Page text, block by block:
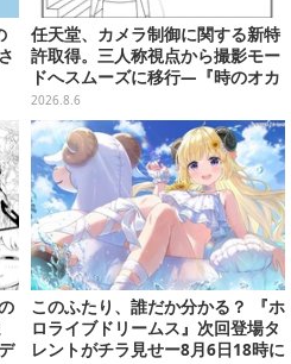
任天堂、カメラ制御に関する新特
許取得。三人称視点から撮影モー
ドへスムーズに移行―『時のオカ
リナ』リメイク版との関連を推測
する声も
2026.8.6
このふたり、誰だか分かる？ 『ホ
ロライブドリームス』次回登場タ
レントがチラ見せー8月6日18時に